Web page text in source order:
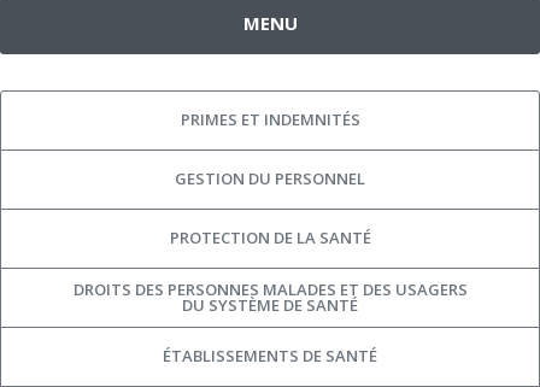
MENU
PRIMES ET INDEMNITÉS
GESTION DU PERSONNEL
PROTECTION DE LA SANTÉ
DROITS DES PERSONNES MALADES ET DES USAGERS
DU SYSTÈME DE SANTÉ
ÉTABLISSEMENTS DE SANTÉ